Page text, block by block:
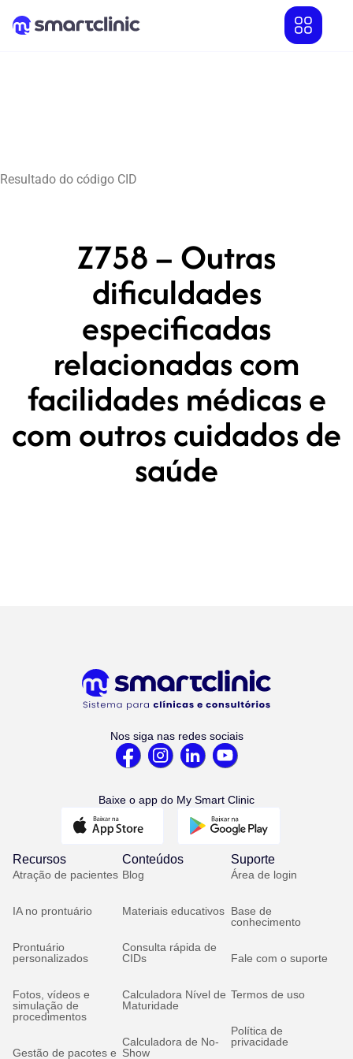
Resultado do código CID
Z758 – Outras
dificuldades
especificadas
relacionadas com
facilidades médicas e
com outros cuidados de
saúde
Nos siga nas redes sociais
Baixe o app do My Smart Clinic
Recursos
Atração de pacientes
IA no prontuário
Prontuário
personalizados
Fotos, vídeos e
simulação de
procedimentos
Gestão de pacotes e
Conteúdos
Blog
Materiais educativos
Consulta rápida de
CIDs
Calculadora Nível de
Maturidade
Calculadora de No-
Show
Suporte
Área de login
Base de
conhecimento
Fale com o suporte
Termos de uso
Política de
privacidade